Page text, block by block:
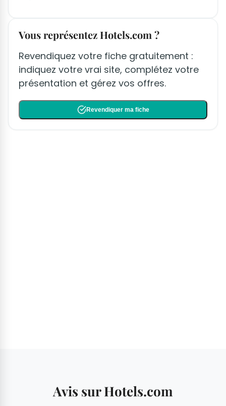
Vous représentez Hotels.com ?
Revendiquez votre fiche gratuitement :
indiquez votre vrai site, complétez votre
présentation et gérez vos offres.
Revendiquer ma fiche
Avis sur Hotels.com